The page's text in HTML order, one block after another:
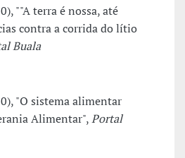
""A terra é nossa, até
contra a corrida do lítio
Buala
"O sistema alimentar
Alimentar",Portal